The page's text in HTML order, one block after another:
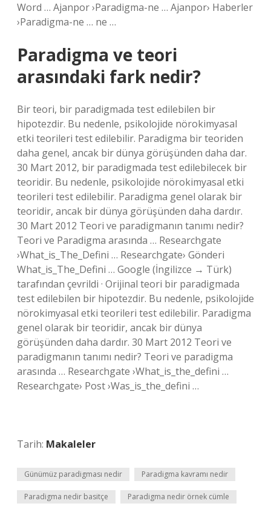
Word … Ajanpor ›Paradigma-ne … Ajanpor› Haberler
›Paradigma-ne … ne …
Paradigma ve teori
arasındaki fark nedir?
Bir teori, bir paradigmada test edilebilen bir
hipotezdir. Bu nedenle, psikolojide nörokimyasal
etki teorileri test edilebilir. Paradigma bir teoriden
daha genel, ancak bir dünya görüşünden daha dar.
30 Mart 2012, bir paradigmada test edilebilecek bir
teoridir. Bu nedenle, psikolojide nörokimyasal etki
teorileri test edilebilir. Paradigma genel olarak bir
teoridir, ancak bir dünya görüşünden daha dardır.
30 Mart 2012 Teori ve paradigmanın tanımı nedir?
Teori ve Paradigma arasında … Researchgate
›What_is_The_Defini … Researchgate› Gönderi
What_is_The_Defini … Google (İngilizce → Türk)
tarafından çevrildi · Orijinal teori bir paradigmada
test edilebilen bir hipotezdir. Bu nedenle, psikolojide
nörokimyasal etki teorileri test edilebilir. Paradigma
genel olarak bir teoridir, ancak bir dünya
görüşünden daha dardır. 30 Mart 2012 Teori ve
paradigmanın tanımı nedir? Teori ve paradigma
arasında … Researchgate ›What_is_the_defini …
Researchgate› Post ›Was_is_the_defini …
Tarih: Makaleler
Günümüz paradigması nedir Paradigma kavramı nedir
Paradigma nedir basitçe Paradigma nedir örnek cümle